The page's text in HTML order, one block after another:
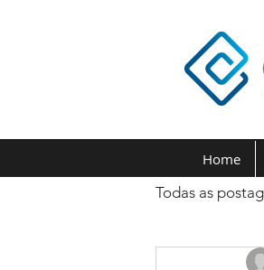
Todas as
Home